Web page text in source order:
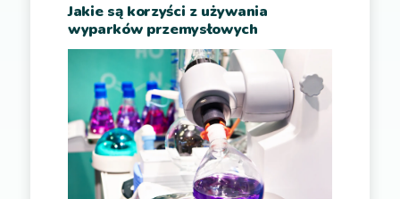
Jakie są korzyści z używania
wyparków przemysłowych